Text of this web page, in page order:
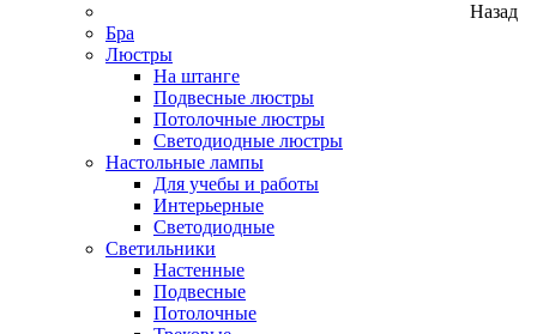
Назад
Бра
Люстры
На штанге
Подвесные люстры
Потолочные люстры
Светодиодные люстры
Настольные лампы
Для учебы и работы
Интерьерные
Светодиодные
Светильники
Настенные
Подвесные
Потолочные